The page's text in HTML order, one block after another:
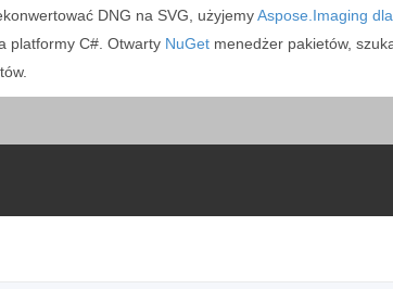
DNG na SVG, użyjemyAspose.Imaging
platformy C#. Otwarty NuGet menedżer pakietów,